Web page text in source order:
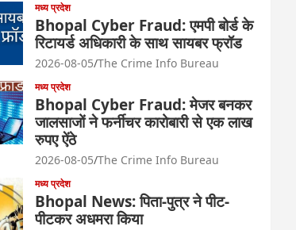
मध्य प्रदेश
Bhopal Cyber Fraud: एमपी बोर्ड के
रिटायर्ड अधिकारी के साथ सायबर फ्रॉड
2026-08-05 The Crime Info Bureau
मध्य प्रदेश
Bhopal Cyber Fraud: मेजर बनकर
जालसाजों ने फर्नीचर कारोबारी से एक लाख
रुपए ऐंठे
2026-08-05 The Crime Info Bureau
मध्य प्रदेश
Bhopal News: पिता-पुत्र ने पीट-
पीटकर अधमरा किया